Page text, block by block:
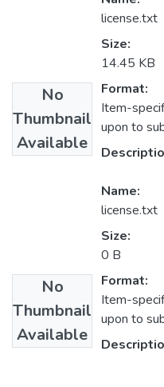
No
Thumbnail
Available
license.txt
Size:
14.45 KB
Format:
Item-
upon to
No
Thumbnail
Available
Name:
license.txt
Size:
0 B
Format:
Item-
upon to